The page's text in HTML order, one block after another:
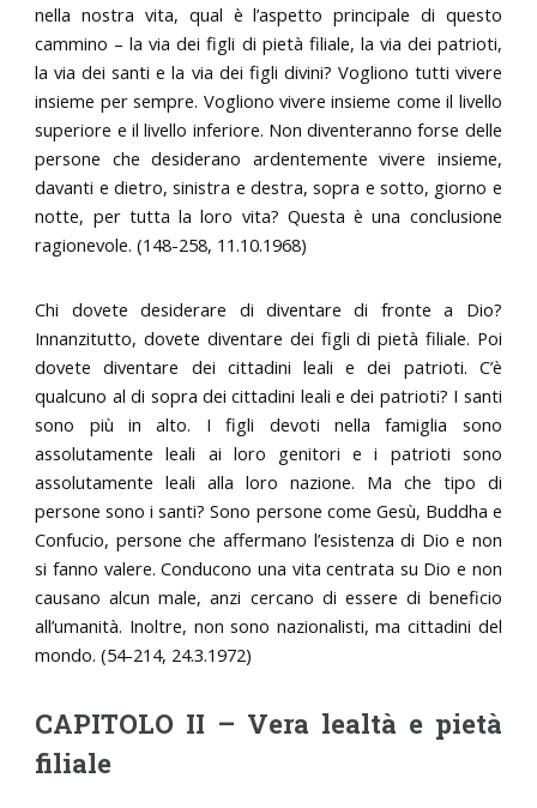
nella nostra vita, qual è l’aspetto principale di questo
cammino – la via dei figli di pietà filiale, la via dei patrioti,
la via dei santi e la via dei figli divini? Vogliono tutti vivere
insieme per sempre. Vogliono vivere insieme come il livello
superiore e il livello inferiore. Non diventeranno forse delle
persone che desiderano ardentemente vivere insieme,
davanti e dietro, sinistra e destra, sopra e sotto, giorno e
notte, per tutta la loro vita? Questa è una conclusione
ragionevole. (148-258, 11.10.1968)
Chi dovete desiderare di diventare di fronte a Dio?
Innanzitutto, dovete diventare dei figli di pietà filiale. Poi
dovete diventare dei cittadini leali e dei patrioti. C’è
qualcuno al di sopra dei cittadini leali e dei patrioti? I santi
sono più in alto. I figli devoti nella famiglia sono
assolutamente leali ai loro genitori e i patrioti sono
assolutamente leali alla loro nazione. Ma che tipo di
persone sono i santi? Sono persone come Gesù, Buddha e
Confucio, persone che affermano l’esistenza di Dio e non
si fanno valere. Conducono una vita centrata su Dio e non
causano alcun male, anzi cercano di essere di beneficio
all’umanità. Inoltre, non sono nazionalisti, ma cittadini del
mondo. (54-214, 24.3.1972)
CAPITOLO II – Vera lealtà e pietà
filiale